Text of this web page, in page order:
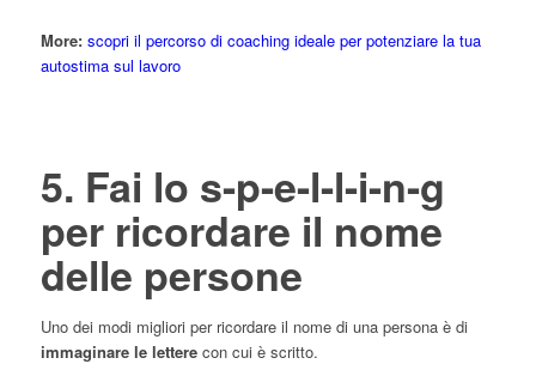
More:scopri il percorso di coaching ideale per potenziare la tua
autostima sul lavoro
5. Fai lo s-p-e-l-l-i-n-g
per ricordare il nome
delle persone
Uno dei modi migliori per ricordare il nome di una persona è di
immaginare le letterecon cui è scritto.